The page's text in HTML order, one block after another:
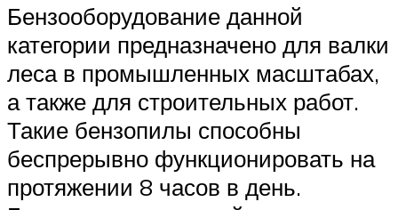
Бензооборудование данной
категории предназначено для валки
леса в промышленных масштабах,
а также для строительных работ.
Такие бензопилы способны
беспрерывно функционировать на
протяжении 8 часов в день.